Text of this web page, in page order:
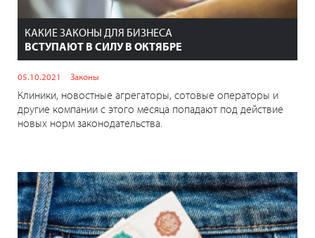
КАКИЕ ЗАКОНЫ ДЛЯ БИЗНЕСА
ВСТУПАЮТ В СИЛУ В ОКТЯБРЕ
05.10.2021 Законы
Клиники, новостные агрегаторы, сотовые операторы и
другие компании с этого месяца попадают под действие
новых норм законодательства.